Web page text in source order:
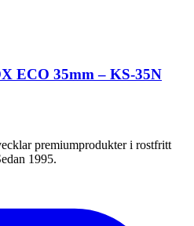
ECO 35mm – KS-35N
premiumprodukter i rostfritt
1995.